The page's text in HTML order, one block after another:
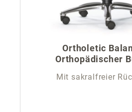
Ortholetic
Orthopädischer
Mit sakralfreier